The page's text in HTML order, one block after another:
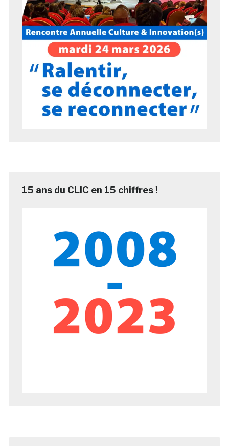
15 ans du CLIC en 15 chiffres !